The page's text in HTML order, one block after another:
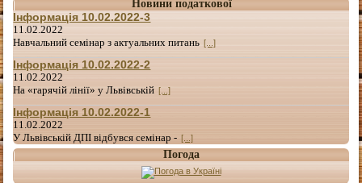
Новини податкової
Інформація 10.02.2022-3
11.02.2022
Навчальний семінар з актуальних питань [...]
Інформація 10.02.2022-2
11.02.2022
На «гарячій лінії» у Львівській [...]
Інформація 10.02.2022-1
11.02.2022
У Львівській ДПІ відбувся семінар - [...]
Погода